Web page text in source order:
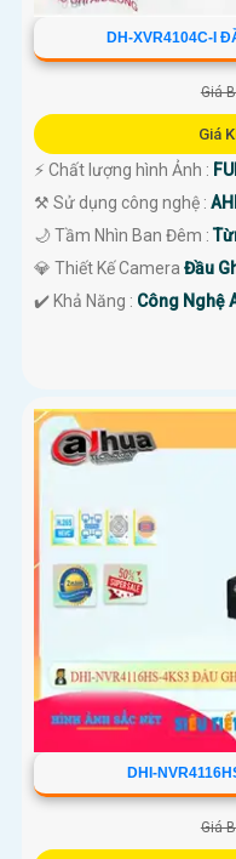
DH-XVR4104C-I
Giá
Giá
️⚡ Chất lượng hình Ảnh :
⚒ Sử dụng công nghệ :
🌙 Tầm Nhìn Ban Đêm :
💎 Thiết Kế Camera Đầu
️✔️ Khả Năng : Công Nghệ
DHI-
Giá